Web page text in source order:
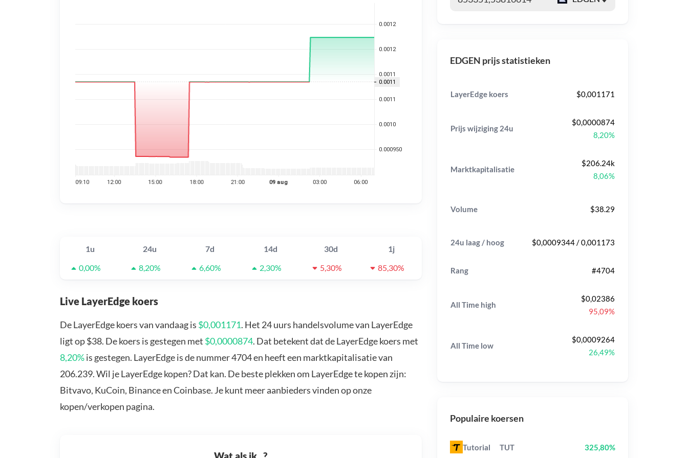
1u 24u 7d 14d 30d
1j
0,00%
8,20% 6,60% 2,30% 5,30% 85,30%
Live LayerEdge koers
De LayerEdge koers van vandaag is $0,001171. Het 24 uurs handelsvolume van LayerEdge
ligt op $38. De koers is gestegen met $0,0000874. Dat betekent dat de LayerEdge koers met
8,20%is gestegen. LayerEdge is de nummer 4704 en heeft een marktkapitalisatie van
206.239. Wil je LayerEdge kopen? Dat kan. De beste plekken om LayerEdge te kopen zijn:
Bitvavo, KuCoin, Binance en Coinbase. Je kunt meer aanbieders vinden op onze
kopen/verkopen pagina.
EDGEN prijs statistieken
LayerEdge koers $0,001171
Prijs wijziging 24u
$0,0000874
8,20%
Marktkapitalisatie
$206.24k
8,06%
Volume $38.29
24u laag / hoog $0,0009344 / 0,001173
Rang #4704
All Time high
$0,02386
95,09%
All Time low
$0,0009264
26,49%
Populaire koersen
Tutorial TUT 325,80%